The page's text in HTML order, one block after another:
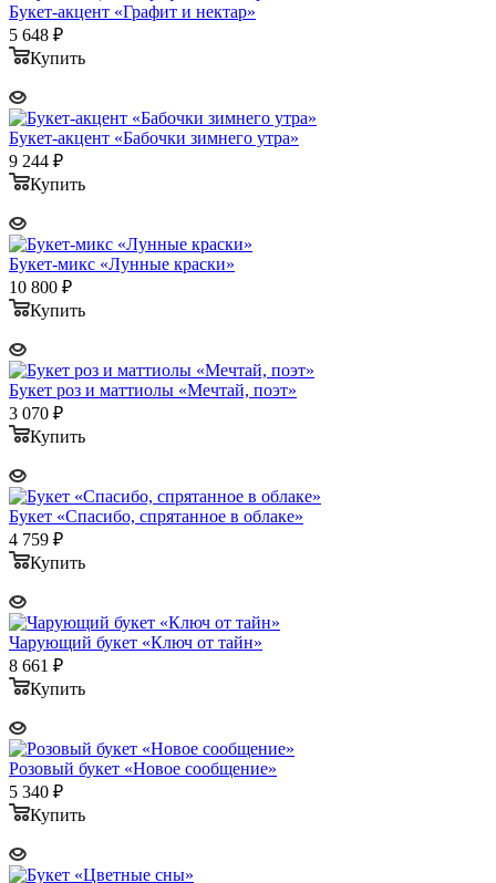
Букет-акцент «Графит и нектар»
5 648 ₽
Купить
Букет-акцент «Бабочки зимнего утра»
9 244 ₽
Купить
Букет-микс «Лунные краски»
10 800 ₽
Купить
Букет роз и маттиолы «Мечтай, поэт»
3 070 ₽
Купить
Букет «Спасибо, спрятанное в облаке»
4 759 ₽
Купить
Чарующий букет «Ключ от тайн»
8 661 ₽
Купить
Розовый букет «Новое сообщение»
5 340 ₽
Купить